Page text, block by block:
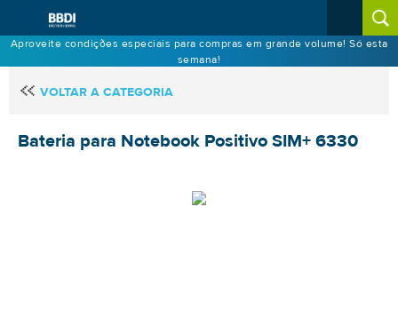
Aproveite condições especiais para compras em grande volume! Só esta
semana!
VOLTAR A CATEGORIA
Bateria para Notebook Positivo SIM+ 6330